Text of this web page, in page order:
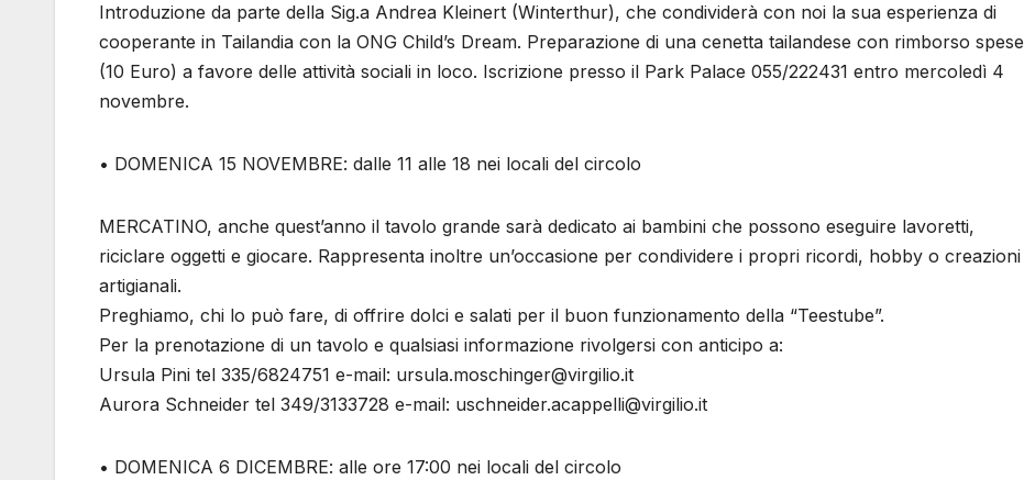
Introduzione da parte della Sig.a Andrea Kleinert (Winterthur), che condividerà con noi la sua esperienza di
cooperante in Tailandia con la ONG Child’s Dream. Preparazione di una cenetta tailandese con rimborso spese
(10 Euro) a favore delle attività sociali in loco. Iscrizione presso il Park Palace 055/222431 entro mercoledì 4
novembre.
• DOMENICA 15 NOVEMBRE: dalle 11 alle 18 nei locali del circolo
MERCATINO, anche quest’anno il tavolo grande sarà dedicato ai bambini che possono eseguire lavoretti,
riciclare oggetti e giocare. Rappresenta inoltre un’occasione per condividere i propri ricordi, hobby o creazioni
artigianali.
Preghiamo, chi lo può fare, di offrire dolci e salati per il buon funzionamento della “Teestube”.
Per la prenotazione di un tavolo e qualsiasi informazione rivolgersi con anticipo a:
Ursula Pini tel 335/6824751 e-mail: ursula.moschinger@virgilio.it
Aurora Schneider tel 349/3133728 e-mail: uschneider.acappelli@virgilio.it
• DOMENICA 6 DICEMBRE: alle ore 17:00 nei locali del circolo